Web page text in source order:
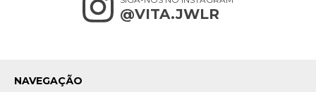
@VITA.JWLR
NAVEGAÇÃO